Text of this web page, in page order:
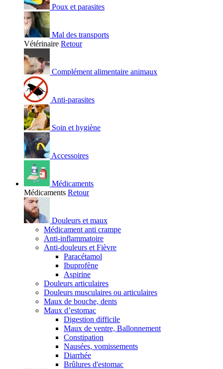
Poux et parasites
Mal des transports
Vétérinaire Retour
Complément alimentaire animaux
Anti-parasites
Soin et hygiène
Accessoires
Médicaments
Médicaments Retour
Douleurs et maux
Médicament anti crampe
Anti-inflammatoire
Anti-douleurs et Fièvre
Paracétamol
Ibuprofène
Aspirine
Douleurs articulaires
Douleurs musculaires ou articulaires
Maux de bouche, dents
Maux d’estomac
Digestion difficile
Maux de ventre, Ballonnement
Constipation
Nausées, vomissements
Diarrhée
Brûlures d'estomac